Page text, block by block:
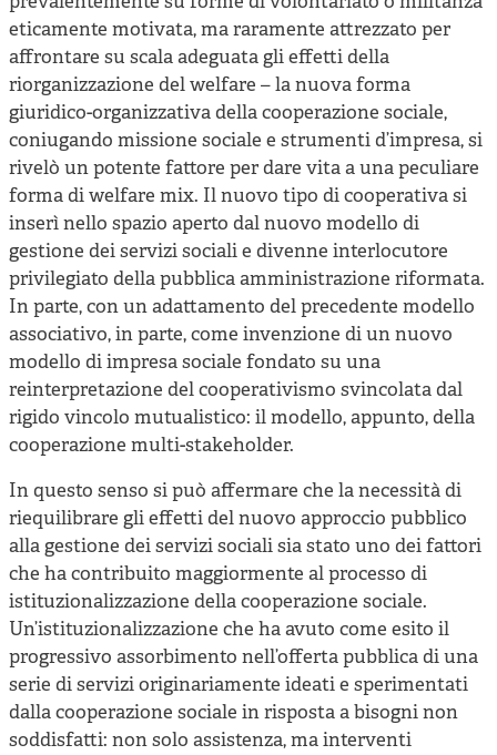
eticamente motivata, ma raramente attrezzato per
affrontare su scala adeguata gli effetti della
riorganizzazione del welfare – la nuova forma
giuridico-organizzativa della cooperazione sociale,
coniugando missione sociale e strumenti d’impresa, si
rivelò un potente fattore per dare vita a una peculiare
forma di welfare mix. Il nuovo tipo di cooperativa si
inserì nello spazio aperto dal nuovo modello di
gestione dei servizi sociali e divenne interlocutore
privilegiato della pubblica amministrazione riformata.
In parte, con un adattamento del precedente modello
associativo, in parte, come invenzione di un nuovo
modello di impresa sociale fondato su una
reinterpretazione del cooperativismo svincolata dal
rigido vincolo mutualistico: il modello, appunto, della
cooperazione multi-stakeholder.
In questo senso si può affermare che la necessità di
riequilibrare gli effetti del nuovo approccio pubblico
alla gestione dei servizi sociali sia stato uno dei fattori
che ha contribuito maggiormente al processo di
istituzionalizzazione della cooperazione sociale.
Un’istituzionalizzazione che ha avuto come esito il
progressivo assorbimento nell’offerta pubblica di una
serie di servizi originariamente ideati e sperimentati
dalla cooperazione sociale in risposta a bisogni non
soddisfatti: non solo assistenza, ma interventi